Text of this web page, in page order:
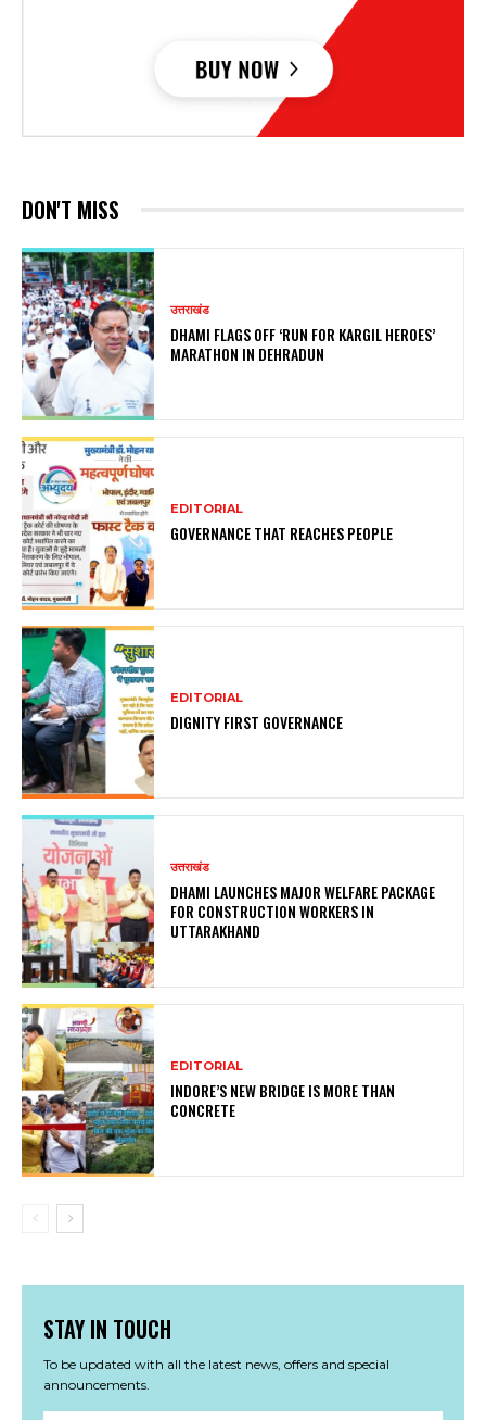
DON'T MISS
उत्तराखंड
DHAMI FLAGS OFF ‘RUN FOR KARGIL HEROES’
MARATHON IN DEHRADUN
EDITORIAL
GOVERNANCE THAT REACHES PEOPLE
EDITORIAL
DIGNITY FIRST GOVERNANCE
उत्तराखंड
DHAMI LAUNCHES MAJOR WELFARE PACKAGE
FOR CONSTRUCTION WORKERS IN
UTTARAKHAND
EDITORIAL
INDORE’S NEW BRIDGE IS MORE THAN
CONCRETE
STAY IN TOUCH
To be updated with all the latest news, offers and special
announcements.